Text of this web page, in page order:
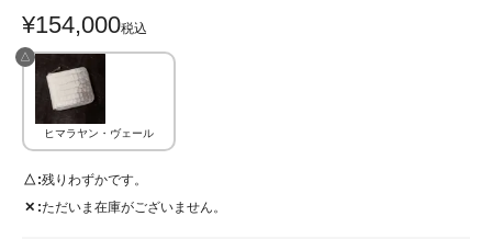
¥154,000税込
ヒマラヤン・ヴェール
△
△ 残りわずかです。
✕ ただいま在庫がございません。